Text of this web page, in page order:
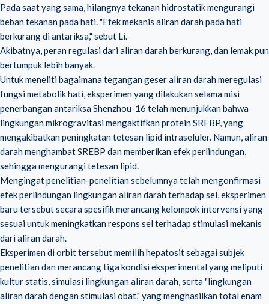
Pada saat yang sama, hilangnya tekanan hidrostatik mengurangi
beban tekanan pada hati. "Efek mekanis aliran darah pada hati
berkurang di antariksa," sebut Li.
Akibatnya, peran regulasi dari aliran darah berkurang, dan lemak pun
bertumpuk lebih banyak.
Untuk meneliti bagaimana tegangan geser aliran darah meregulasi
fungsi metabolik hati, eksperimen yang dilakukan selama misi
penerbangan antariksa Shenzhou-16 telah menunjukkan bahwa
lingkungan mikrogravitasi mengaktifkan protein SREBP, yang
mengakibatkan peningkatan tetesan lipid intraseluler. Namun, aliran
darah menghambat SREBP dan memberikan efek perlindungan,
sehingga mengurangi tetesan lipid.
Mengingat penelitian-penelitian sebelumnya telah mengonfirmasi
efek perlindungan lingkungan aliran darah terhadap sel, eksperimen
baru tersebut secara spesifik merancang kelompok intervensi yang
sesuai untuk meningkatkan respons sel terhadap stimulasi mekanis
dari aliran darah.
Eksperimen di orbit tersebut memilih hepatosit sebagai subjek
penelitian dan merancang tiga kondisi eksperimental yang meliputi
kultur statis, simulasi lingkungan aliran darah, serta "lingkungan
aliran darah dengan stimulasi obat," yang menghasilkan total enam